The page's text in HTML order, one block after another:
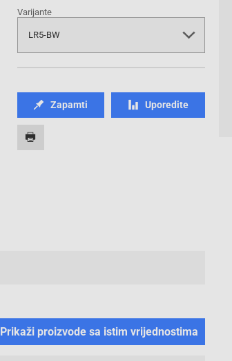
Varijante
Zapamti Uporedite
Prikaži proizvode sa istim vrijednostima